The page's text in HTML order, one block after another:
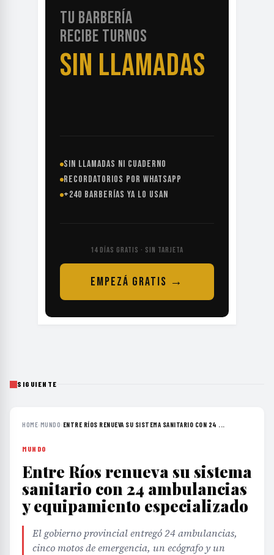
TU BARBERÍA
RECIBE TURNOS
SIN LLAMADAS
SIN LLAMADAS NI CUADERNO
RECORDATORIOS POR WHATSAPP
+240 BARBERÍAS YA LO USAN
14 DÍAS GRATIS · SIN TARJETA
EMPEZÁ GRATIS →
SIGUIENTE
HOME›MUNDO› ENTRE RÍOS RENUEVA SU SISTEMA SANITARIO CON 24 ...
MUNDO
Entre Ríos renueva su sistema
sanitario con 24 ambulancias
y equipamiento especializado
El gobierno provincial entregó 24 ambulancias,
cinco motos de emergencia, un ecógrafo y un